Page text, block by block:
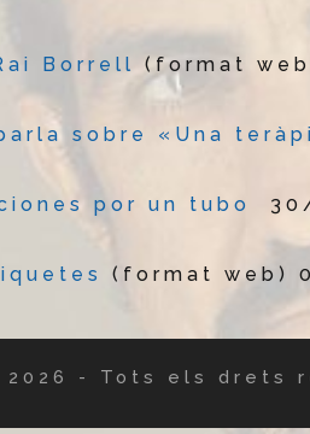
Borrell (format
sobre «Una
por un tubo
(format web)
2026 - Tots els drets